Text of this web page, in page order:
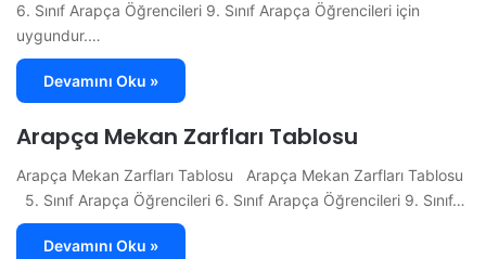
6. Sınıf Arapça Öğrencileri 9. Sınıf Arapça Öğrencileri için
uygundur.…
Devamını Oku »
Arapça Mekan Zarfları Tablosu
Arapça Mekan Zarfları Tablosu Arapça Mekan Zarfları Tablosu
5. Sınıf Arapça Öğrencileri 6. Sınıf Arapça Öğrencileri 9. Sınıf…
Devamını Oku »